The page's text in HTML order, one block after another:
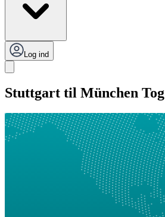
Log ind
Stuttgart til München Tog